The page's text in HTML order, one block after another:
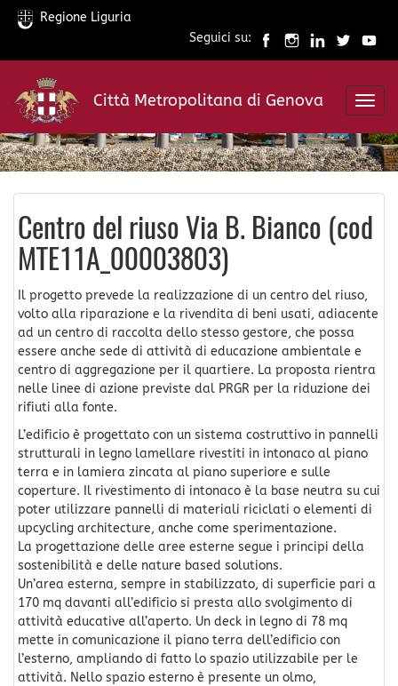
Salta
contenuto
principale
Regione Liguria
Seguici su:
Città Metropolitana di Genova
Centro del riuso Via B. Bianco (cod
MTE11A_00003803)
Il progetto prevede la realizzazione di un centro del riuso,
volto alla riparazione e la rivendita di beni usati, adiacente
ad un centro di raccolta dello stesso gestore, che possa
essere anche sede di attività di educazione ambientale e
centro di aggregazione per il quartiere. La proposta rientra
nelle linee di azione previste dal PRGR per la riduzione dei
rifiuti alla fonte.
L’edificio è progettato con un sistema costruttivo in pannelli
strutturali in legno lamellare rivestiti in intonaco al piano
terra e in lamiera zincata al piano superiore e sulle
coperture. Il rivestimento di intonaco è la base neutra su cui
poter utilizzare pannelli di materiali riciclati o elementi di
upcycling architecture, anche come sperimentazione.
La progettazione delle aree esterne segue i principi della
sostenibilità e delle nature based solutions.
Un’area esterna, sempre in stabilizzato, di superficie pari a
170 mq davanti all’edificio si presta allo svolgimento di
attività educative all’aperto. Un deck in legno di 78 mq
mette in comunicazione il piano terra dell’edificio con
l’esterno, ampliando di fatto lo spazio utilizzabile per le
attività. Nello spazio esterno è presente un olmo,